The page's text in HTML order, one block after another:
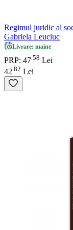
Regimul juridic al
Gabriela Leuciuc
Livrare: maine
PRP: 47 58 Lei
42 82 Lei